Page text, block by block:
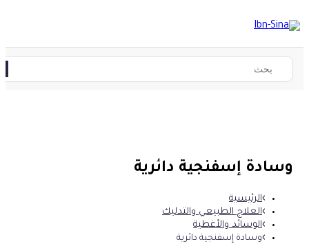
وسادة إسفنجية دائرية
الرئيسية
العلاج الطبيعي والتدليك
الوسائد والأغطية
وسادة إسفنجية دائرية